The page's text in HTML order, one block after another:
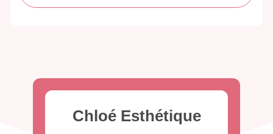
Chloé Esthétique